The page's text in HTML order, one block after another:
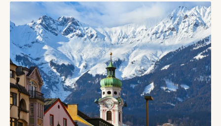
Тарту, Естонія — університетське місто дерев’яних
кварталів і творчого спокою
06/08/2026